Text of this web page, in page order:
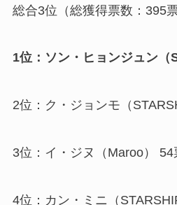
総合3位（総獲得票数：395票
1位：ソン・ヒョンジュン（
2位：ク・ジョンモ（
3位：イ・ジヌ（Maroo） 54
4位：カン・ミニ（